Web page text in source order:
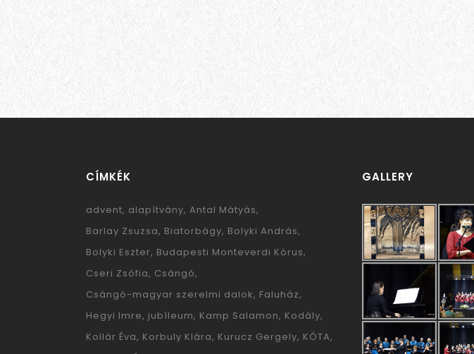
CÍMKÉK
advent alapítvány Antal Mátyás
Barlay Zsuzsa Biatorbágy Bolyki András
Bolyki Eszter Budapesti Monteverdi Kórus
Cseri Zsófia Csángó
Csángó-magyar szerelmi dalok Faluház
Hegyi Imre jubíleum Kamp Salamon Kodály
Kollár Éva Korbuly Klára Kurucz Gergely KÓTA
GALLERY